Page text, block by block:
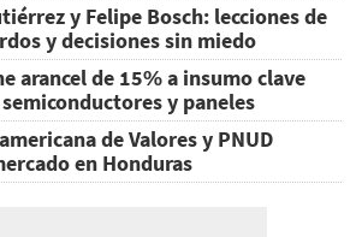
y Felipe Bosch: lecciones de
y decisiones sin miedo
arancel de 15% a insumo clave
y paneles
de Valores y PNUD
en Honduras